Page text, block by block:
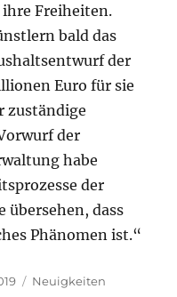
Freiheiten.
bald das
der
Euro für sie
zuständige
der
habe
der
übersehen, dass
Phänomen ist.“
Kategorien
Neuigkeiten